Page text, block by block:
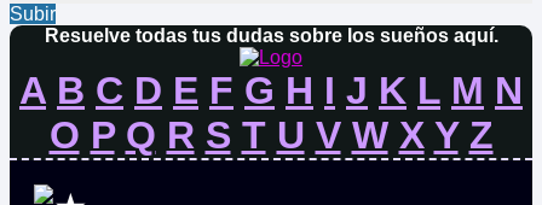
Subir
Resuelve todas tus dudas sobre los sueños aquí.
A B C D E F G H I J K L M N
O P Q R S T U V W X Y Z